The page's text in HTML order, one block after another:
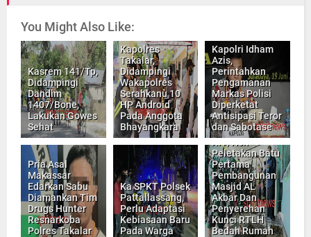
You Might Also Like:
Kasrem 141/Tp,
Didampingi
Dandim
1407/Bone,
Lakukan Gowes
Sehat
Kapolres
Takalar,
Didampingi
Wakapolres
Serahkanù 10
HP Android
Pada Anggota
Bhayangkara
Kapolri Idham
Azis,
Perintahkan
Pengamanan
Markas Polisi
Diperketat
Antisipasi Teror
dan Sabotase
Pria Asal
Makassar
Edarkan Sabu
Diamankan Tim
Drugs Hunter
Resnarkoba
Polres Takalar
Ka SPKT Polsek
Pattallassang,
Perlu Adaptasi
Kebiasaan Baru
Pada Warga
Pangdam
Peletakan Batu
Pertama
Pembangunan
Masjid AL
Akbar Dan
Penyerehan
Kunci RTLH
Bedah Rumah